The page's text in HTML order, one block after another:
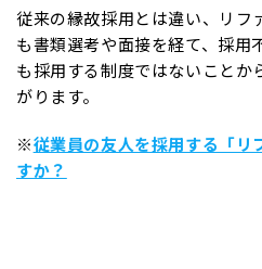
従来の縁故採用とは違い、リフ
も書類選考や面接を経て、採用
も採用する制度ではないことか
がります。
※従業員の友人を採用する「リ
すか？